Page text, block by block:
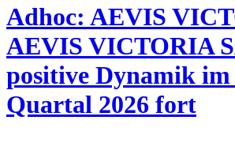
Adhoc: AEVIS
AEVIS VICTORIA
positive Dynamik im
Quartal 2026 fort